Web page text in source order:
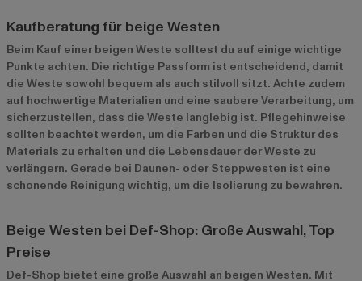
Kaufberatung für beige Westen
Beim Kauf einer beigen Weste solltest du auf einige wichtige
Punkte achten. Die richtige Passform ist entscheidend, damit
die Weste sowohl bequem als auch stilvoll sitzt. Achte zudem
auf hochwertige Materialien und eine saubere Verarbeitung, um
sicherzustellen, dass die Weste langlebig ist. Pflegehinweise
sollten beachtet werden, um die Farben und die Struktur des
Materials zu erhalten und die Lebensdauer der Weste zu
verlängern. Gerade bei Daunen- oder Steppwesten ist eine
schonende Reinigung wichtig, um die Isolierung zu bewahren.
Beige Westen bei Def-Shop: Große Auswahl, Top
Preise
Def-Shop bietet eine große Auswahl an beigen Westen. Mit